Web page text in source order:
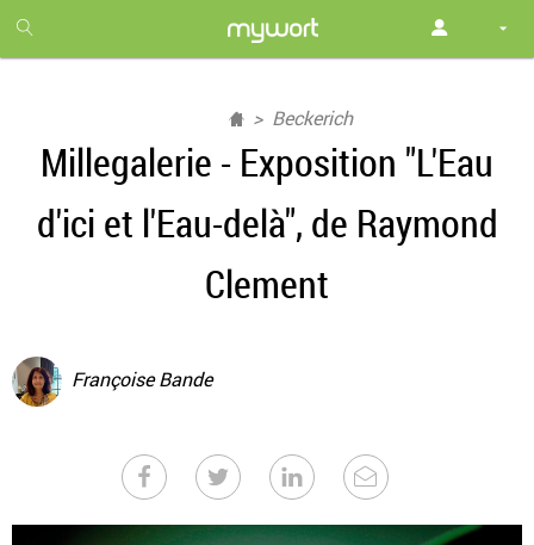
month
free
Beckerich
Millegalerie - Exposition "L'Eau
d'ici et l'Eau-delà", de Raymond
Clement
Françoise Bande